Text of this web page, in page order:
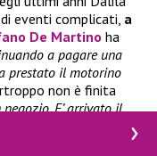
eventi complicati, a
De Martino ha
a pagare una
prestato il motorino
non è finita
E’ arrivato il
alcune spese, ha
essere fortunata